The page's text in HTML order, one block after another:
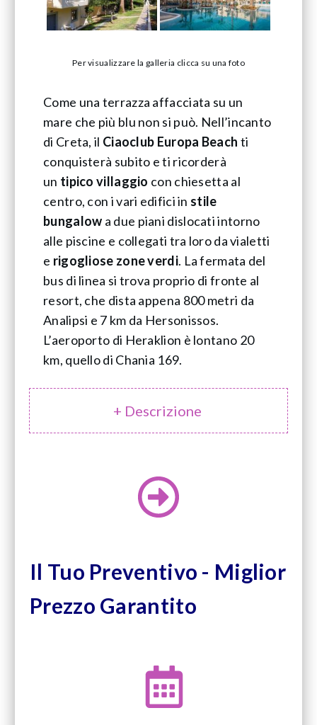
Per visualizzare la galleria clicca su una foto
Come una terrazza affacciata su un
mare che più blu non si può. Nell’incanto
di Creta, il Ciaoclub Europa Beach ti
conquisterà subito e ti ricorderà
un tipico villaggio con chiesetta al
centro, con i vari edifici in stile
bungalow a due piani dislocati intorno
alle piscine e collegati tra loro da vialetti
e rigogliose zone verdi. La fermata del
bus di linea si trova proprio di fronte al
resort, che dista appena 800 metri da
Analipsi e 7 km da Hersonissos.
L’aeroporto di Heraklion è lontano 20
km, quello di Chania 169.
+ Descrizione
Il Tuo Preventivo - Miglior
Prezzo Garantito